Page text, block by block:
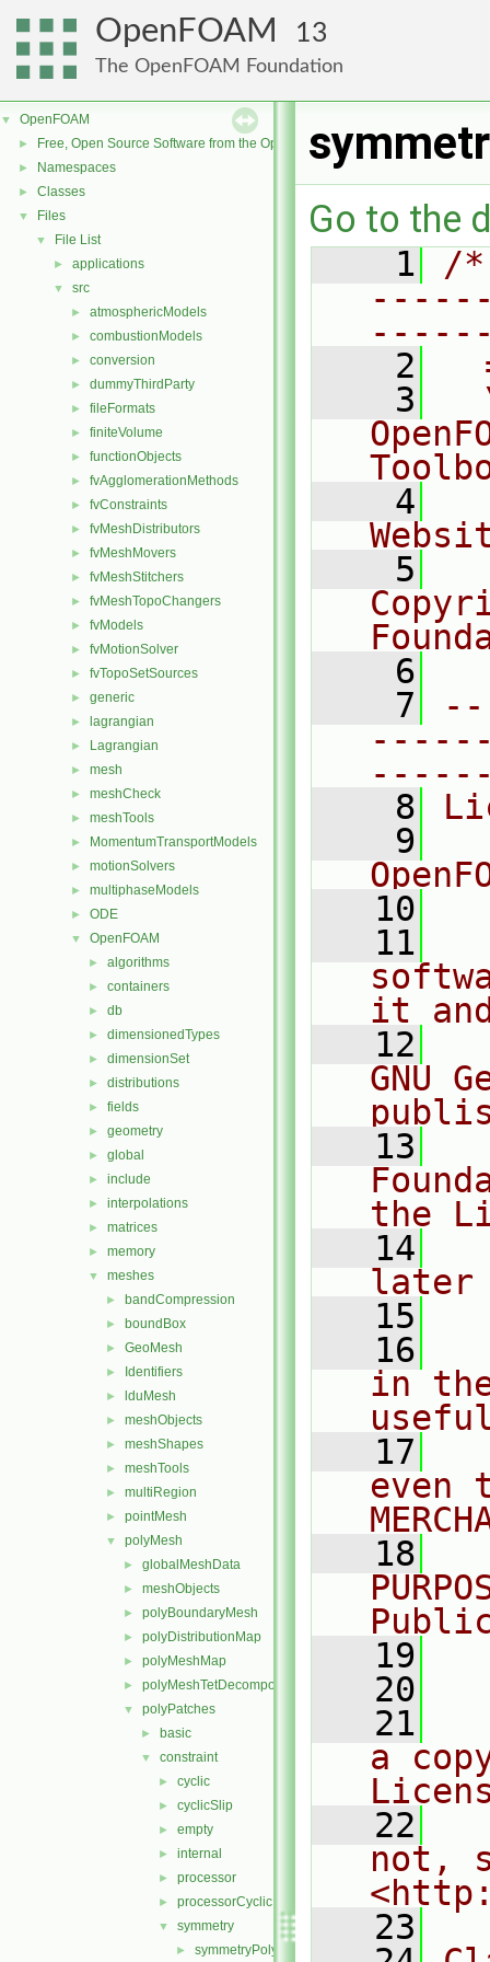
OpenFOAM 13
The OpenFOAM Foundation
▼ OpenFOAM
► Free, Open Source Software from the OpenFOAM Foundation
► Namespaces
► Classes
▼ Files
▼ File List
► applications
▼ src
► atmosphericModels
► combustionModels
► conversion
► dummyThirdParty
► fileFormats
► finiteVolume
► functionObjects
► fvAgglomerationMethods
► fvConstraints
► fvMeshDistributors
► fvMeshMovers
► fvMeshStitchers
► fvMeshTopoChangers
► fvModels
► fvMotionSolver
► fvTopoSetSources
► generic
► lagrangian
► Lagrangian
► mesh
► meshCheck
► meshTools
► MomentumTransportModels
► motionSolvers
► multiphaseModels
► ODE
▼ OpenFOAM
► algorithms
► containers
► db
► dimensionedTypes
► dimensionSet
► distributions
► fields
► geometry
► global
► include
► interpolations
► matrices
► memory
▼ meshes
► bandCompression
► boundBox
► GeoMesh
► Identifiers
► lduMesh
► meshObjects
► meshShapes
► meshTools
► multiRegion
► pointMesh
▼ polyMesh
► globalMeshData
► meshObjects
► polyBoundaryMesh
► polyDistributionMap
► polyMeshMap
► polyMeshTetDecomposition
▼ polyPatches
► basic
▼ constraint
► cyclic
► cyclicSlip
► empty
► internal
► processor
► processorCyclic
▼ symmetry
► symmetryPolyPatch.C
Go to the
    1
/
    2
    3
    4
    5
    6
    7
    8
    9
   10
   11
it
   12
GNU
   13
the
   14
later
   15
   16
in
   17
even
   18
   19
   20
   21
a
   22
not,
   23